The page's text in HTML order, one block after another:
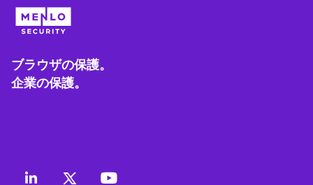
ブラウザの保護。
企業の保護。